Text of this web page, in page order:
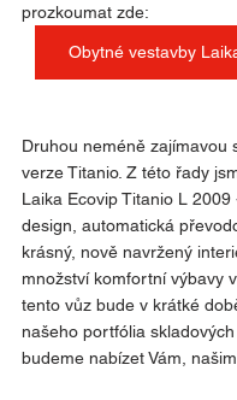
prozkoumat zde:
Obytné vestavby
Druhou neméně zajímavou
verze Titanio. Z této řady
Laika Ecovip Titanio L
design, automatická
krásný, nově navržený
množství komfortní výbavy
tento vůz bude v krátké
našeho portfólia
budeme nabízet Vám,